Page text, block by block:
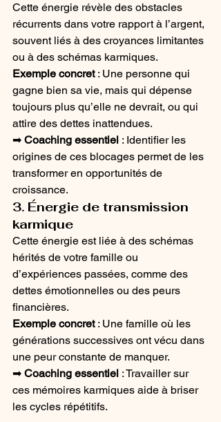
Cette énergie révèle des obstacles
récurrents dans votre rapport à l’argent,
souvent liés à des croyances limitantes
ou à des schémas karmiques.
Exemple concret : Une personne qui
gagne bien sa vie, mais qui dépense
toujours plus qu’elle ne devrait, ou qui
attire des dettes inattendues.
➡ Coaching essentiel : Identifier les
origines de ces blocages permet de les
transformer en opportunités de
croissance.
3. Énergie de transmission
karmique
Cette énergie est liée à des schémas
hérités de votre famille ou
d’expériences passées, comme des
dettes émotionnelles ou des peurs
financières.
Exemple concret : Une famille où les
générations successives ont vécu dans
une peur constante de manquer.
➡ Coaching essentiel : Travailler sur
ces mémoires karmiques aide à briser
les cycles répétitifs.